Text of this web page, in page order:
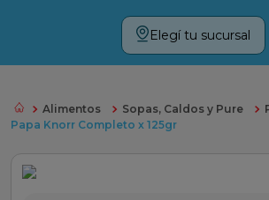
Elegí tu sucursal
Alimentos Sopas, Caldos y Pure
Papa Knorr Completo x 125gr
Términos más buscados
cafe